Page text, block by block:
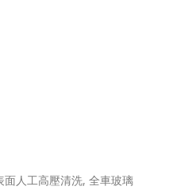
面人工高壓清洗, 全車玻璃